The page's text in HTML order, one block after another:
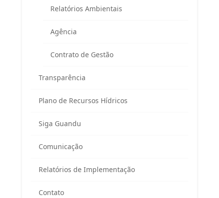
Relatórios Ambientais
Agência
Contrato de Gestão
Transparência
Plano de Recursos Hídricos
Siga Guandu
Comunicação
Relatórios de Implementação
Contato
E-mail:guandu@agevap.org.br
Área exclusiva para os membros
do Comitê Guandu-RJ